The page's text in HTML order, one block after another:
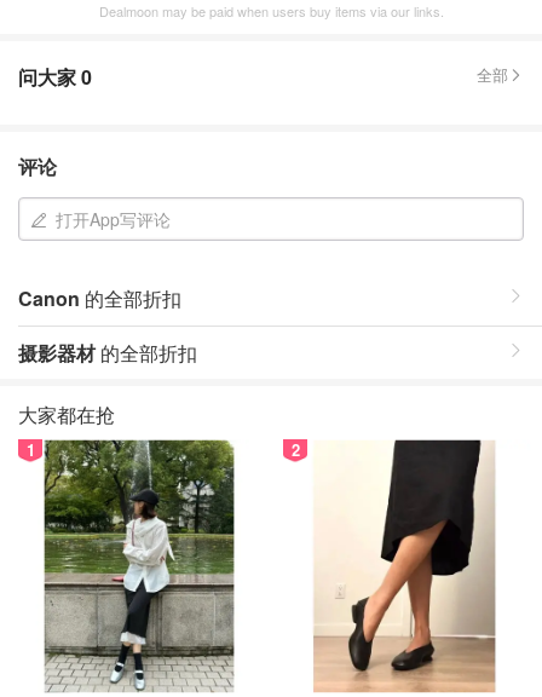
Dealmoon may be paid when users buy items via our links.
问大家0 全部
评论
打开App写评论
Canon 的全部折扣
摄影器材的全部折扣
大家都在抢
1 2